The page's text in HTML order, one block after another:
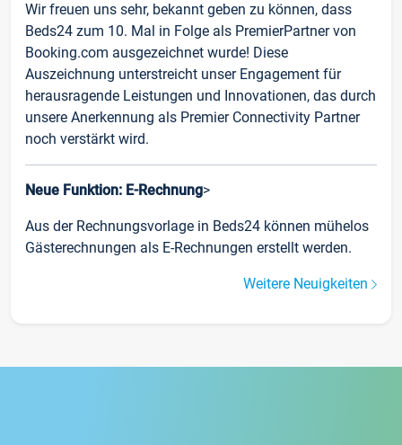
Wir freuen uns sehr, bekannt geben zu können, dass
Beds24 zum 10. Mal in Folge als PremierPartner von
Booking.com ausgezeichnet wurde! Diese
Auszeichnung unterstreicht unser Engagement für
herausragende Leistungen und Innovationen, das durch
unsere Anerkennung als Premier Connectivity Partner
noch verstärkt wird.
Neue Funktion: E-Rechnung>
Aus der Rechnungsvorlage in Beds24 können mühelos
Gästerechnungen als E-Rechnungen erstellt werden.
Weitere Neuigkeiten